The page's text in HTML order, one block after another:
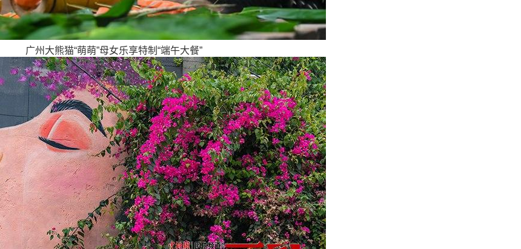
广州大熊猫“萌萌”母女乐享特制“端午大餐”